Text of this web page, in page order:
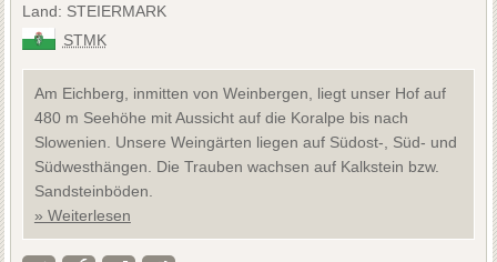
Land: STEIERMARK
STMK
Am Eichberg, inmitten von Weinbergen, liegt unser Hof auf
480 m Seehöhe mit Aussicht auf die Koralpe bis nach
Slowenien. Unsere Weingärten liegen auf Südost-, Süd- und
Südwesthängen. Die Trauben wachsen auf Kalkstein bzw.
Sandsteinböden.
» Weiterlesen